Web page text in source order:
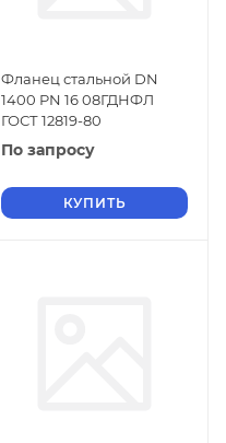
Фланец стальной DN
1400 PN 16 08ГДНФЛ
ГОСТ 12819-80
По запросу
КУПИТЬ